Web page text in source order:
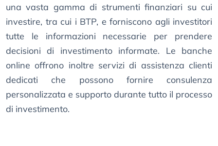
una vasta gamma di strumenti finanziari su cui
investire, tra cui i BTP, e forniscono agli investitori
tutte le informazioni necessarie per prendere
decisioni di investimento informate. Le banche
online offrono inoltre servizi di assistenza clienti
dedicati che possono fornire consulenza
personalizzata e supporto durante tutto il processo
di investimento.